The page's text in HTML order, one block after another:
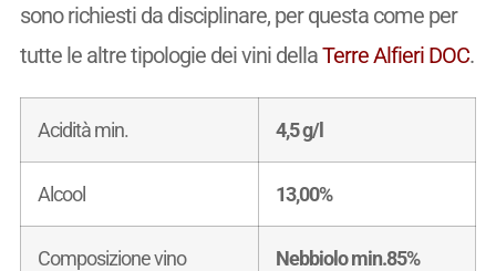
sono richiesti da disciplinare, per questa come per
tutte le altre tipologie dei vini dellaTerre Alfieri DOC.
Acidità min. 4,5 g/l
Alcool 13,00%
Composizione vino Nebbiolo min.85%